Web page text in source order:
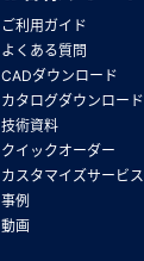
ご利用ガイド
よくある質問
CADダウンロード
カタログダウンロード
技術資料
クイックオーダー
カスタマイズサービス
事例
動画